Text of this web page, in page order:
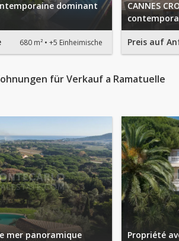
dominant
680 m² +5 Einheimische
CANNES
Preis auf
für Verkauf a Ramatuelle
mer panoramique Propriété